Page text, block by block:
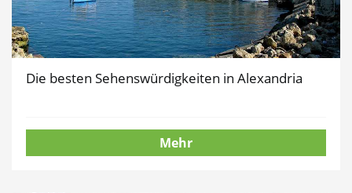
Die besten Sehenswürdigkeiten in Alexandria
Mehr